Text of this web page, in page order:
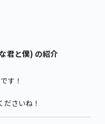
君と僕) の紹介
す！
さいね！